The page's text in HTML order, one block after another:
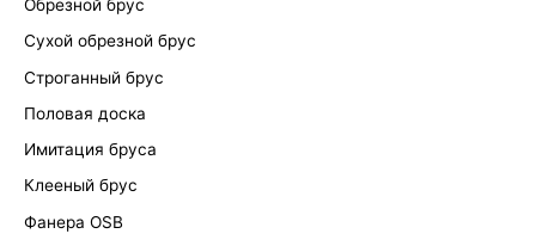
Обрезной брус
Сухой обрезной брус
Строганный брус
Половая доска
Имитация бруса
Клееный брус
Фанера OSB